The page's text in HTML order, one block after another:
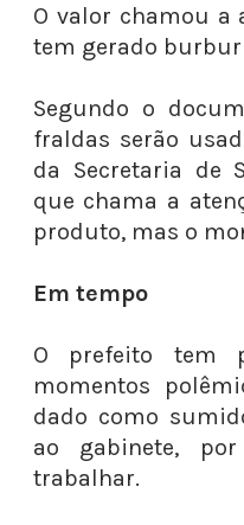
O valor chamou a
tem gerado
Segundo o
fraldas serão
da Secretaria de
que chama a
produto, mas o
Em tempo
O prefeito tem
momentos
dado como
ao gabinete,
trabalhar.